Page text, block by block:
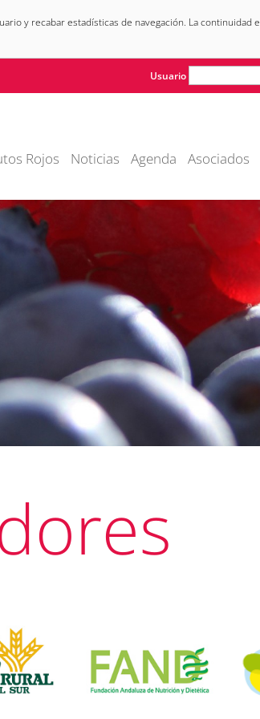
Usuario
Rojos Noticias Agenda Asociados
y recabar estadísticas de navegación. La